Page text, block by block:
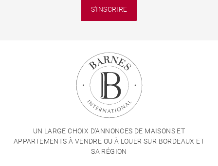
S'INSCRIRE
UN LARGE CHOIX D'ANNONCES DE MAISONS ET
APPARTEMENTS À VENDRE OU À LOUER SUR BORDEAUX ET
SA RÉGION